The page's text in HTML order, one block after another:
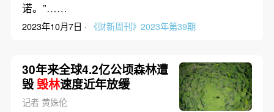
诺。”……
2023年10月7日 · 《财新周刊》2023年第39期
30年来全球4.2亿公顷森林遭
毁毁林速度近年放缓
记者 黄姝伦